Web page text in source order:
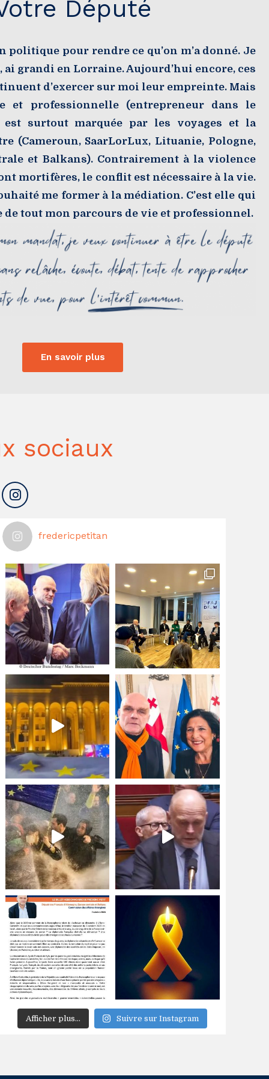
Député
politique pour rendre ce qu’on m’a donné. Je
ai grandi en Lorraine. Aujourd’hui encore, ces
d’exercer sur moi leur empreinte. Mais
et professionnelle (entrepreneur dans le
surtout marquée par les voyages et la
(Cameroun, SaarLorLux, Lituanie, Pologne,
et Balkans). Contrairement à la violence
mortifères, le conflit est nécessaire à la vie.
me former à la médiation. C’est elle qui
tout mon parcours de vie et professionnel.
En savoir plus
sociaux
fredericpetitan
Afficher plus... Suivre sur Instagram